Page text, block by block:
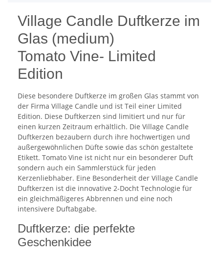
Village Candle Duftkerze im
Glas (medium)
Tomato Vine- Limited
Edition
Diese besondere Duftkerze im großen Glas stammt von
der Firma Village Candle und ist Teil einer Limited
Edition. Diese Duftkerzen sind limitiert und nur für
einen kurzen Zeitraum erhältlich. Die Village Candle
Duftkerzen bezaubern durch ihre hochwertigen und
außergewöhnlichen Düfte sowie das schön gestaltete
Etikett. Tomato Vine ist nicht nur ein besonderer Duft
sondern auch ein Sammlerstück für jeden
Kerzenliebhaber. Eine Besonderheit der Village Candle
Duftkerzen ist die innovative 2-Docht Technologie für
ein gleichmäßigeres Abbrennen und eine noch
intensivere Duftabgabe.
Duftkerze: die perfekte
Geschenkidee